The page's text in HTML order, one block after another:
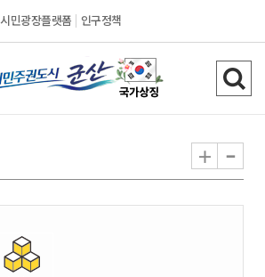
시민광장플랫폼 인구정책
시
민
권
검
색
기
+ -